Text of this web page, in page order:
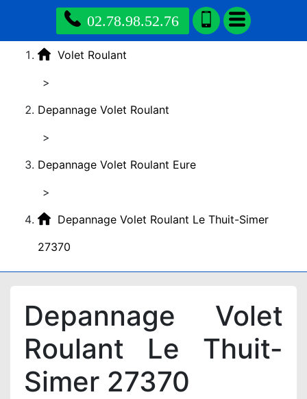
02.78.98.52.76
Volet Roulant
>
Depannage Volet Roulant
>
Depannage Volet Roulant Eure
>
Depannage Volet Roulant Le Thuit-Simer
27370
Depannage Volet
Roulant Le Thuit-
Simer 27370